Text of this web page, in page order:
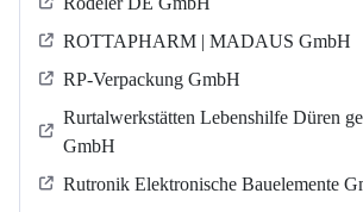
ROTTAPHARM | MADAUS GmbH
RP-Verpackung GmbH
Rurtalwerkstätten Lebenshilfe Düren
GmbH
Rutronik Elektronische Bauelemente